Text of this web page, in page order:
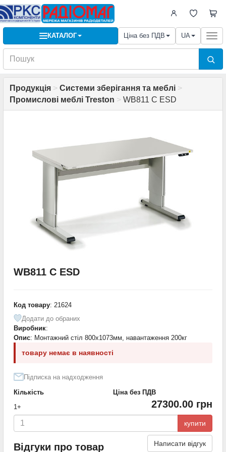
КАТАЛОГ Ціна без ПДВ UA
Продукція > Системи зберігання та меблі >
Промислові меблі Treston > WB811 C ESD
WB811 C ESD
Код товару: 21624
Додати до обраних
Виробник:
Опис: Монтажний стіл 800х1073мм, навантаження 200кг
товару немає в наявності
Підписка на надходження
Кількість
Ціна без ПДВ
1+
27300.00 грн
купити
Відгуки про товар Написати відгук